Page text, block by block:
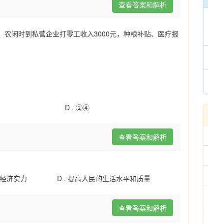
查看答案和解析
闲时到私营企业打零工收入3000元，种粮补贴、医疗报
D . ②④
查看答案和解析
济实力 D . 提高人民的生活水平和质量
查看答案和解析